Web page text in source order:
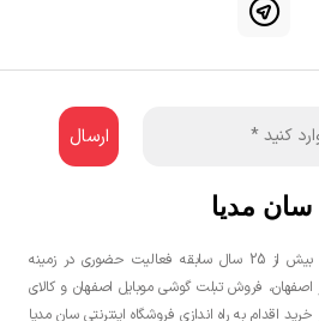
سان مدیا
شرکت خورشید ارتباطات پارتاک با بیش از 25 سال سابقه فعالیت حضوری در زمینه
فروش تبلت گوشی موبایل اصفهان و کالای
اقدام به راه اندازی فروشگاه اینترنتی سان مدیا